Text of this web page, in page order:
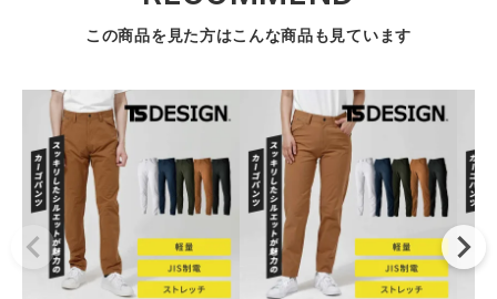
この商品を見た方はこんな商品も見ています